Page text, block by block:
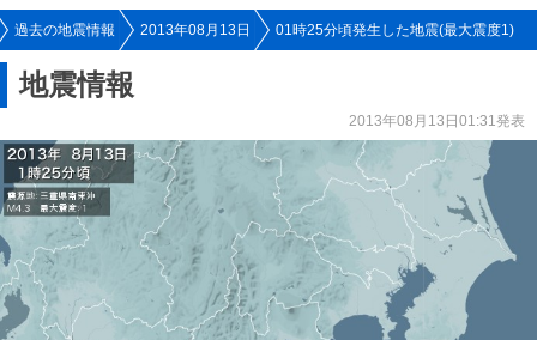
過去の地震情報 2013年08月13日 01時25分頃発生した地震(最大震度1)
地震情報
2013年08月13日01:31発表